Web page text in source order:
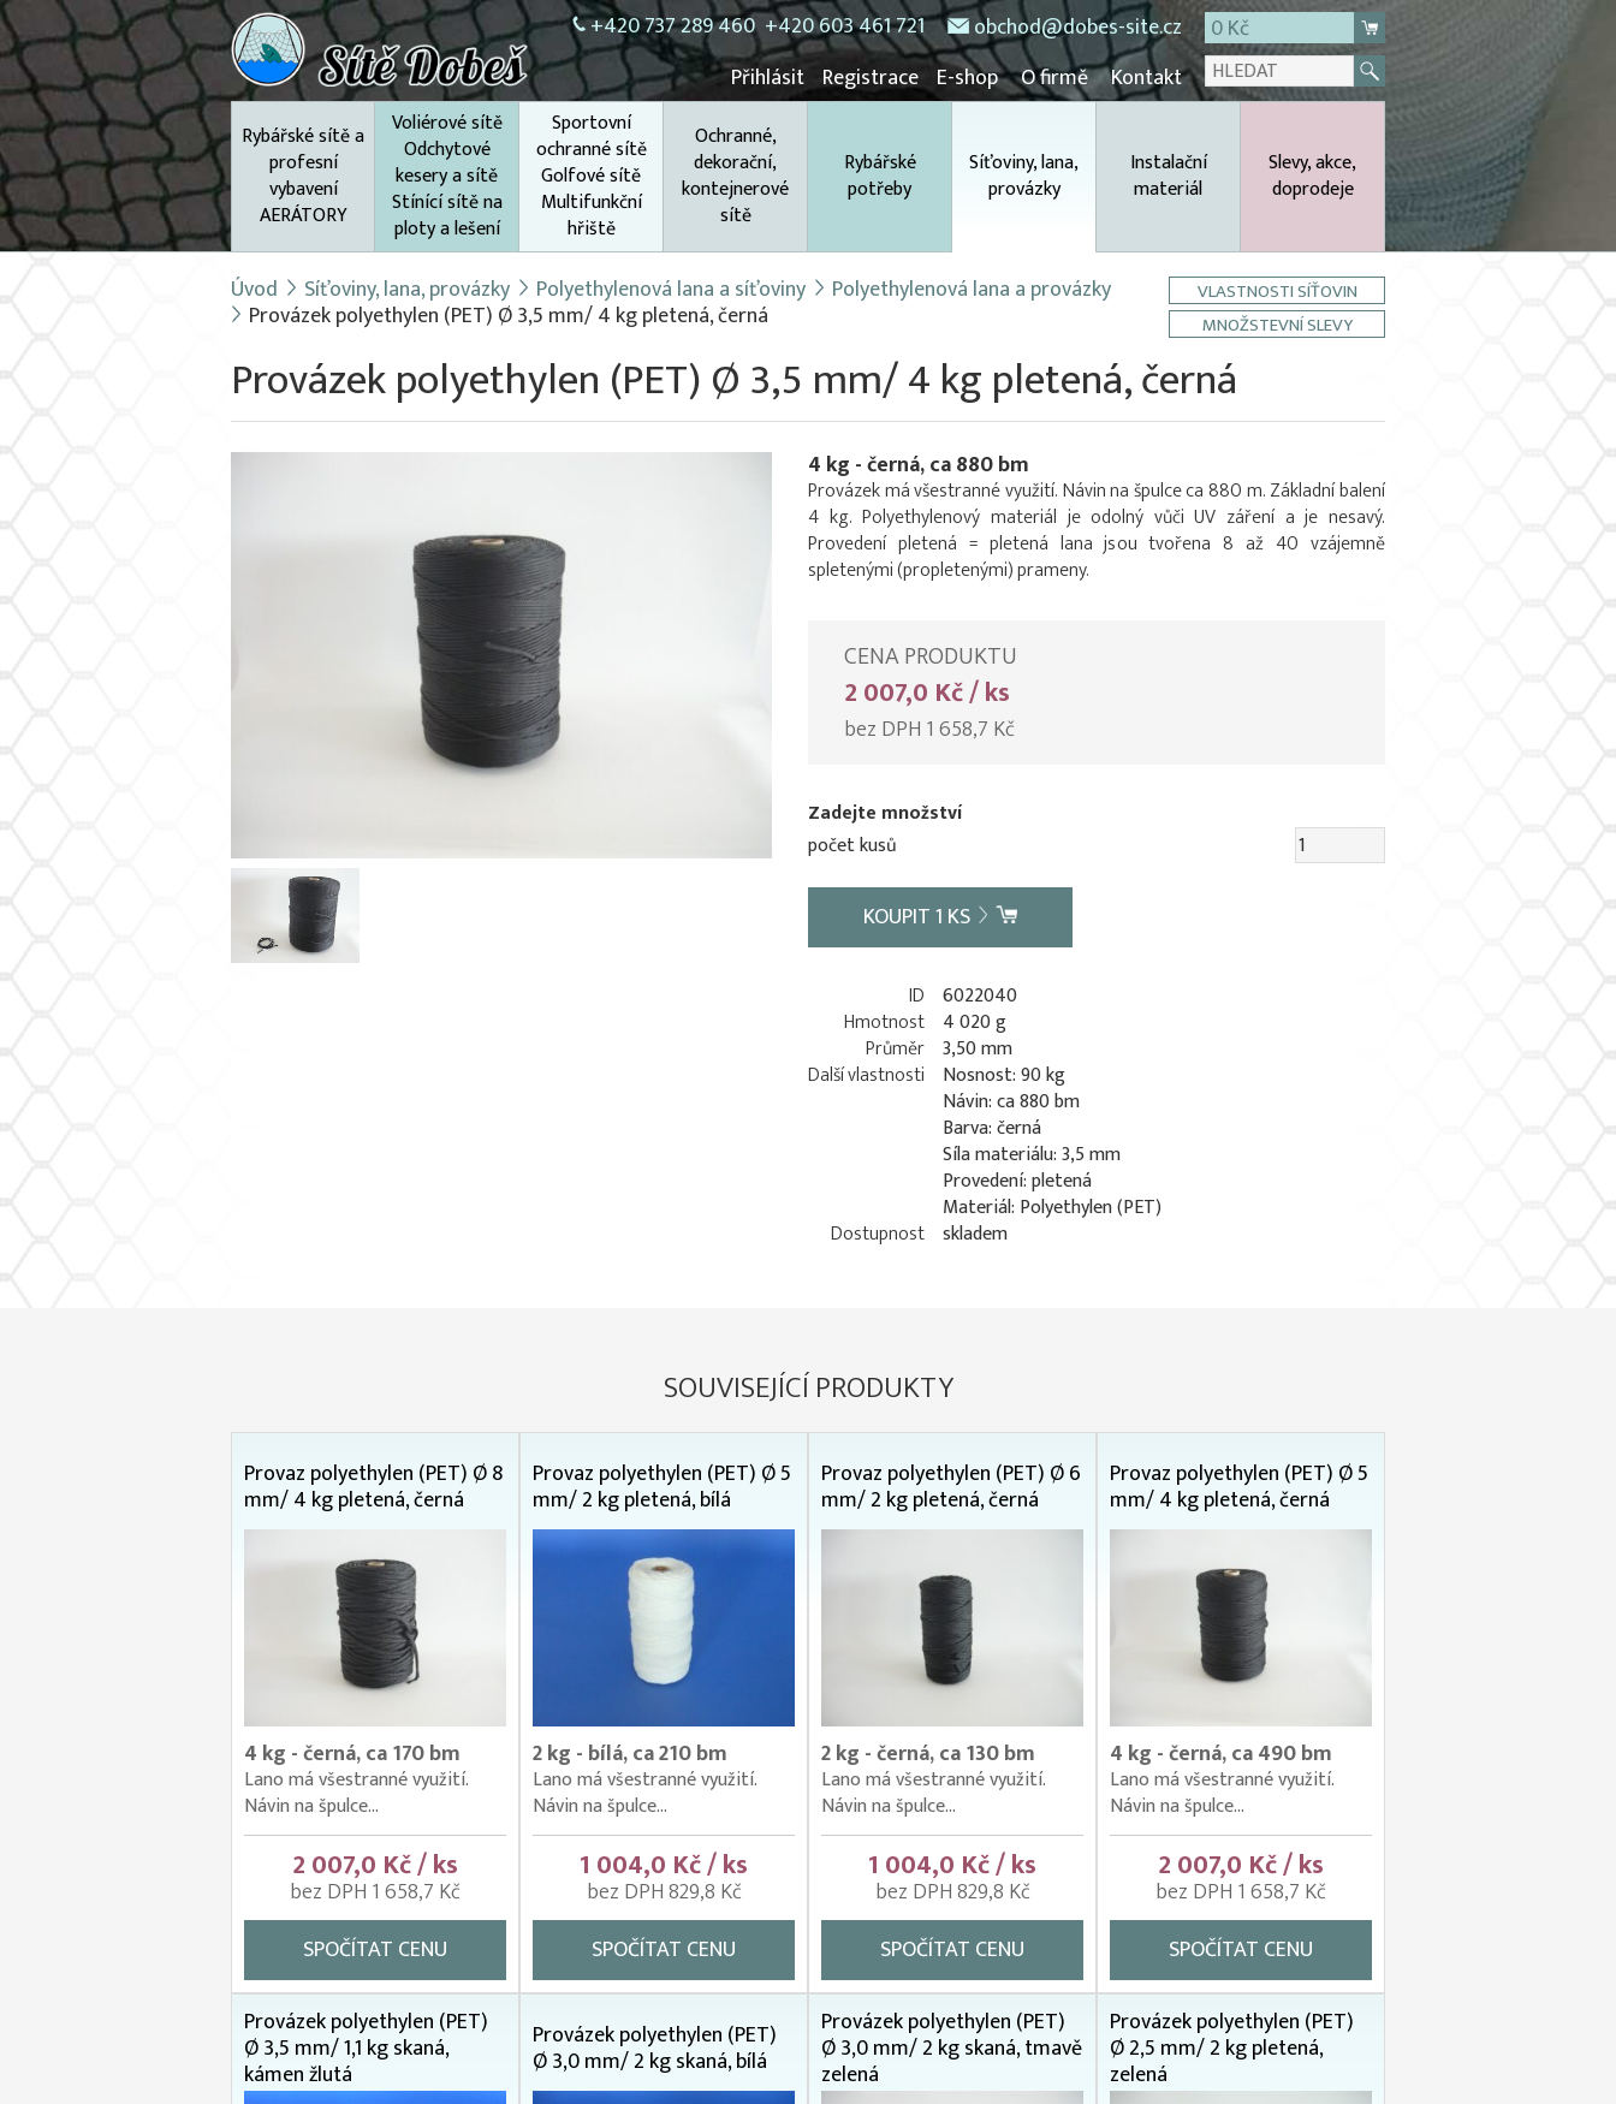
+420 737 289 460 +420 603 461 721 obchod@dobes-site.cz
0 Kč
Přihlásit Registrace E-shop O firmě Kontakt
Rybářské sítě a
profesní
vybavení
AERÁTORY
Voliérové sítě
Odchytové
kesery a sítě
Stínící sítě na
ploty a lešení
Sportovní
ochranné sítě
Golfové sítě
Multifunkční
hřiště
Ochranné,
dekorační,
kontejnerové
sítě
Rybářské
potřeby
Síťoviny, lana,
provázky
Instalační
materiál
Slevy, akce,
doprodeje
Úvod Síťoviny, lana, provázky Polyethylenová lana a síťoviny Polyethylenová lana a provázky
Provázek polyethylen (PET) Ø 3,5 mm/ 4 kg pletená, černá
VLASTNOSTI SÍŤOVIN
MNOŽSTEVNÍ SLEVY
Provázek polyethylen (PET) Ø 3,5 mm/ 4 kg pletená, černá
4 kg - černá, ca 880 bm
Provázek má všestranné využití. Návin na špulce ca 880 m. Základní balení
4 kg. Polyethylenový materiál je odolný vůči UV záření a je nesavý.
Provedení pletená = pletená lana jsou tvořena 8 až 40 vzájemně
spletenými (propletenými) prameny.
CENA PRODUKTU
2 007,0 Kč / ks
bez DPH 1 658,7 Kč
Zadejte množství
počet kusů
KOUPIT1 KS
ID 6022040
Hmotnost 4 020 g
Průměr 3,50 mm
Další vlastnosti
Nosnost: 90 kg
Návin: ca 880 bm
Barva: černá
Síla materiálu: 3,5 mm
Provedení: pletená
Materiál: Polyethylen (PET)
Dostupnost skladem
SOUVISEJÍCÍ PRODUKTY
Provaz polyethylen (PET) Ø 8
mm/ 4 kg pletená, černá
4 kg - černá, ca 170 bm
Lano má všestranné využití.
Návin na špulce...
2 007,0 Kč / ks
bez DPH 1 658,7 Kč
SPOČÍTAT CENU
Provaz polyethylen (PET) Ø 5
mm/ 2 kg pletená, bílá
2 kg - bílá, ca 210 bm
Lano má všestranné využití.
Návin na špulce...
1 004,0 Kč / ks
bez DPH 829,8 Kč
SPOČÍTAT CENU
Provaz polyethylen (PET) Ø 6
mm/ 2 kg pletená, černá
2 kg - černá, ca 130 bm
Lano má všestranné využití.
Návin na špulce...
1 004,0 Kč / ks
bez DPH 829,8 Kč
SPOČÍTAT CENU
Provaz polyethylen (PET) Ø 5
mm/ 4 kg pletená, černá
4 kg - černá, ca 490 bm
Lano má všestranné využití.
Návin na špulce...
2 007,0 Kč / ks
bez DPH 1 658,7 Kč
SPOČÍTAT CENU
Provázek polyethylen (PET)
Ø 3,5 mm/ 1,1 kg skaná,
kámen žlutá
Provázek polyethylen (PET)
Ø 3,0 mm/ 2 kg skaná, bílá
Provázek polyethylen (PET)
Ø 3,0 mm/ 2 kg skaná, tmavě
zelená
Provázek polyethylen (PET)
Ø 2,5 mm/ 2 kg pletená,
zelená